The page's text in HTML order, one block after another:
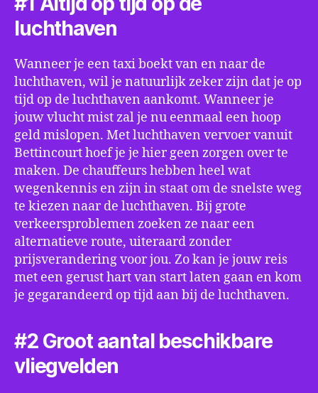
luchthaven
Wanneer je een taxi boekt van en naar de
luchthaven, wil je natuurlijk zeker zijn dat je op
tijd op de luchthaven aankomt. Wanneer je
jouw vlucht mist zal je nu eenmaal een hoop
geld mislopen. Met luchthaven vervoer vanuit
Bettincourt hoef je je hier geen zorgen over te
maken. De chauffeurs hebben heel wat
wegenkennis en zijn in staat om de snelste weg
te kiezen naar de luchthaven. Bij grote
verkeersproblemen zoeken ze naar een
alternatieve route, uiteraard zonder
prijsverandering voor jou. Zo kan je jouw reis
met een gerust hart van start laten gaan en kom
je gegarandeerd op tijd aan bij de luchthaven.
#2 Groot aantal beschikbare
vliegvelden